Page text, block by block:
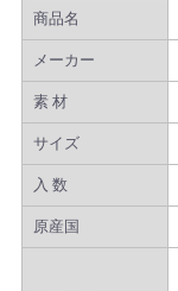
商品名
メーカー
素 材
サイズ
入 数
原産国